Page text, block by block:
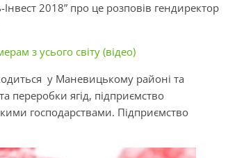
2018” про це розповів гендиректор
з усього світу (відео)
у Маневицькому районі та
переробки ягід, підприємство
господарствами. Підприємство